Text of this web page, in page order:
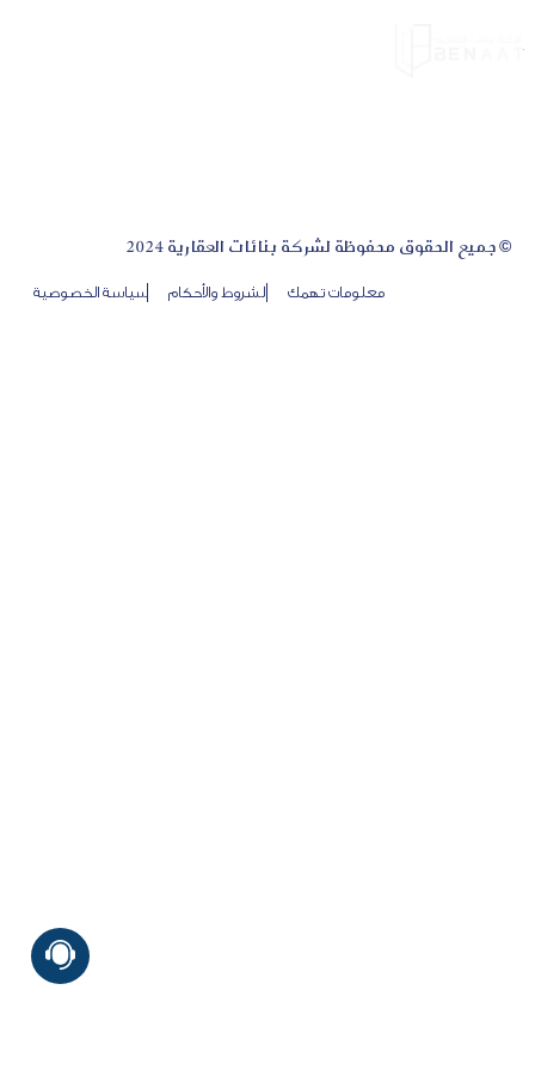
© جميع الحقوق محفوظة لشركة بنائات العقارية 2024
معلومات تهمك الشروط والأحكام سياسة الخصوصية